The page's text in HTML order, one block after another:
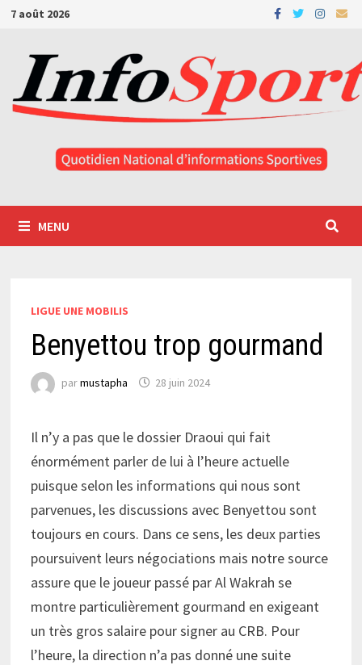
Passer
contenu
7 août 2026
MENU
LIGUE UNE MOBILIS
Benyettou trop gourmand
parmustapha 28 juin 2024
Il n’y a pas que le dossier Draoui qui fait
énormément parler de lui à l’heure actuelle
puisque selon les informations qui nous sont
parvenues, les discussions avec Benyettou sont
toujours en cours. Dans ce sens, les deux parties
poursuivent leurs négociations mais notre source
assure que le joueur passé par Al Wakrah se
montre particulièrement gourmand en exigeant
un très gros salaire pour signer au CRB. Pour
l’heure, la direction n’a pas donné une suite